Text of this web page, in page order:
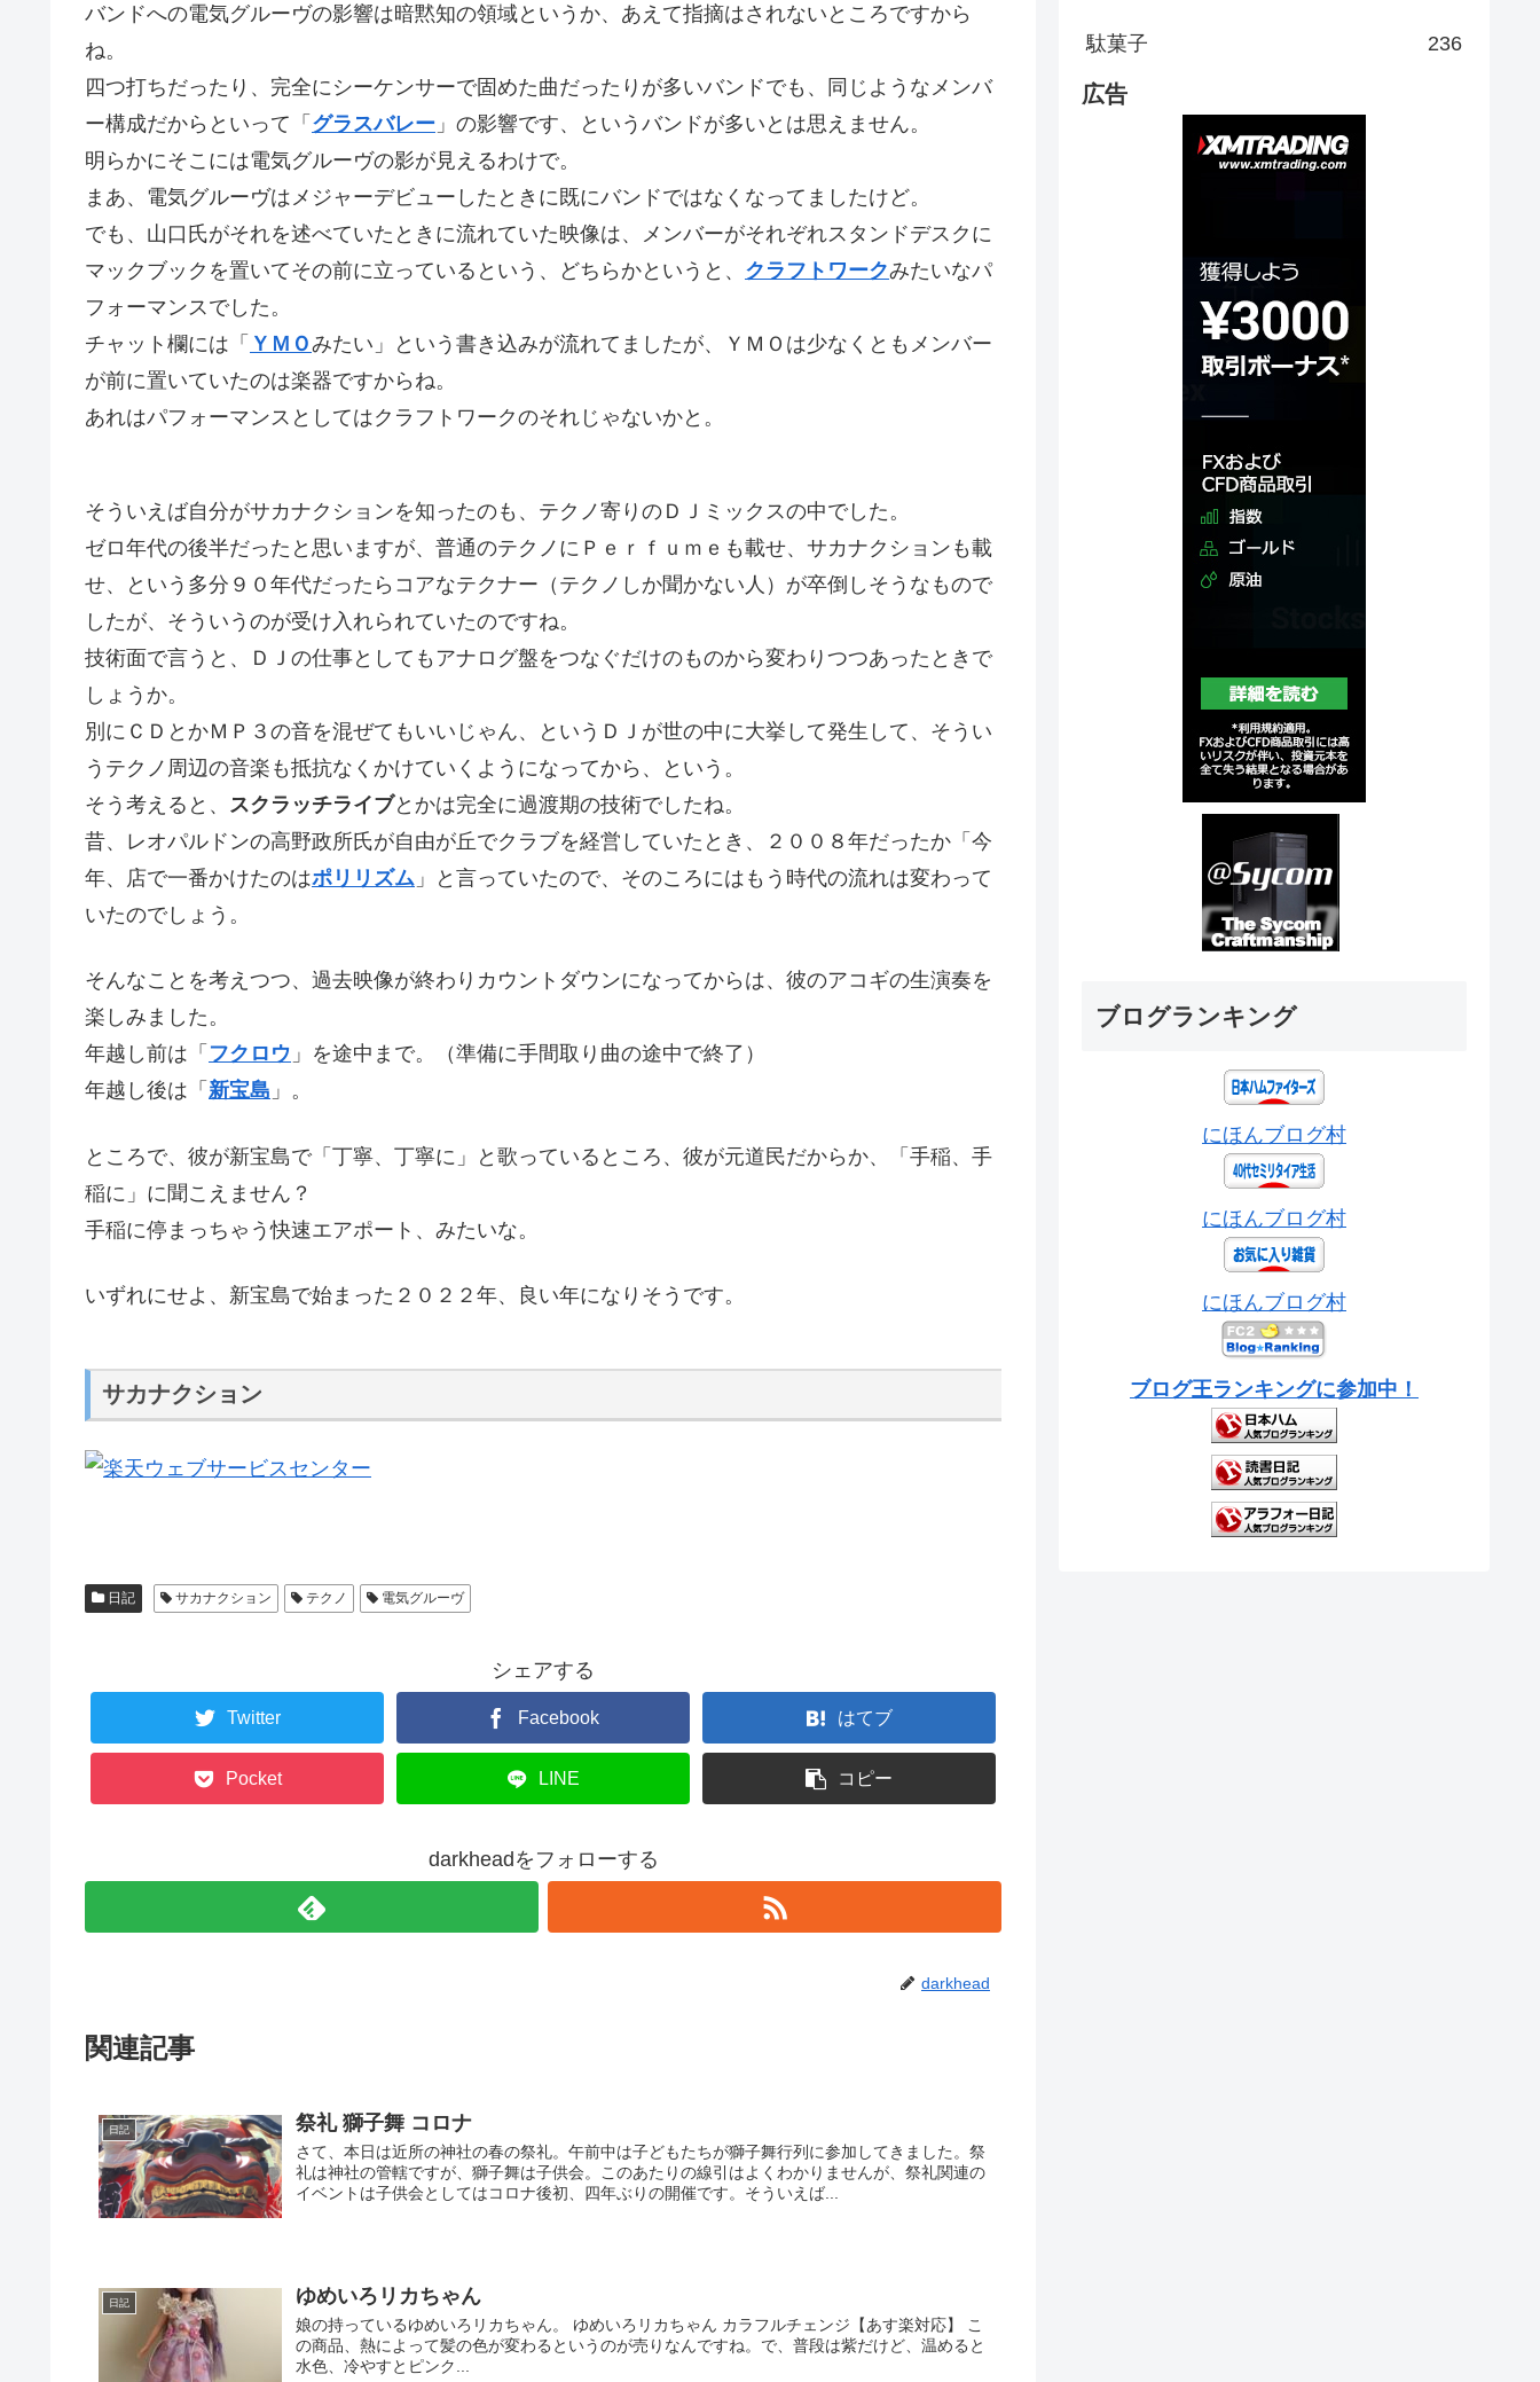
バンドへの電気グルーヴの影響は暗黙知の領域というか、あえて指摘はされないところですから
ね。
四つ打ちだったり、完全にシーケンサーで固めた曲だったりが多いバンドでも、同じようなメンバ
ー構成だからといって「 グラスバレー 」の影響です、というバンドが多いとは思えません。
明らかにそこには電気グルーヴの影が見えるわけで。
まあ、電気グルーヴはメジャーデビューしたときに既にバンドではなくなってましたけど。
でも、山口氏がそれを述べていたときに流れていた映像は、メンバーがそれぞれスタンドデスクに
マックブックを置いてその前に立っているという、どちらかというと、 クラフトワークみたいなパ
フォーマンスでした。
チャット欄には「 ＹＭＯみたい」という書き込みが流れてましたが、ＹＭＯは少なくともメンバー
が前に置いていたのは楽器ですからね。
あれはパフォーマンスとしてはクラフトワークのそれじゃないかと。
そういえば自分がサカナクションを知ったのも、テクノ寄りのＤＪミックスの中でした。
ゼロ年代の後半だったと思いますが、普通のテクノにＰｅｒｆｕｍｅも載せ、サカナクションも載
せ、という多分９０年代だったらコアなテクナー（テクノしか聞かない人）が卒倒しそうなもので
したが、そういうのが受け入れられていたのですね。
技術面で言うと、ＤＪの仕事としてもアナログ盤をつなぐだけのものから変わりつつあったときで
しょうか。
別にＣＤとかＭＰ３の音を混ぜてもいいじゃん、というＤＪが世の中に大挙して発生して、そうい
うテクノ周辺の音楽も抵抗なくかけていくようになってから、という。
そう考えると、 スクラッチライブとかは完全に過渡期の技術でしたね。
昔、レオパルドンの高野政所氏が自由が丘でクラブを経営していたとき、２００８年だったか「今
年、店で一番かけたのはポリリズム 」と言っていたので、そのころにはもう時代の流れは変わって
いたのでしょう。
そんなことを考えつつ、過去映像が終わりカウントダウンになってからは、彼のアコギの生演奏を
楽しみました。
年越し前は「 フクロウ 」を途中まで。（準備に手間取り曲の途中で終了）
年越し後は「 新宝島 」。
ところで、彼が新宝島で「丁寧、丁寧に」と歌っているところ、彼が元道民だからか、「手稲、手
稲に」に聞こえません？
手稲に停まっちゃう快速エアポート、みたいな。
いずれにせよ、新宝島で始まった２０２２年、良い年になりそうです。
サカナクション
日記 サカナクション テクノ 電気グルーヴ
シェアする
Twitter Facebook はてブ
Pocket LINE コピー
darkheadをフォローする
darkhead
関連記事
日記 祭礼 獅子舞 コロナ
さて、本日は近所の神社の春の祭礼。午前中は子どもたちが獅子舞行列に参加してきました。祭
礼は神社の管轄ですが、獅子舞は子供会。このあたりの線引はよくわかりませんが、祭礼関連の
イベントは子供会としてはコロナ後初、四年ぶりの開催です。そういえば...
日記 ゆめいろリカちゃん
娘の持っているゆめいろリカちゃん。 ゆめいろリカちゃん カラフルチェンジ【あす楽対応】 こ
の商品、熱によって髪の色が変わるというのが売りなんですね。で、普段は紫だけど、温めると
水色、冷やすとピンク...
駄菓子 236
広告
ブログランキング
にほんブログ村
にほんブログ村
にほんブログ村
ブログ王ランキングに参加中！